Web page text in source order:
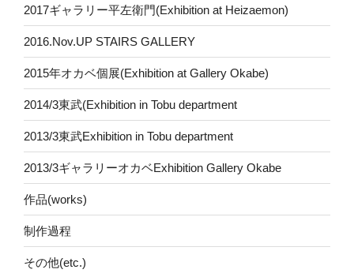
2017ギャラリー平左衛門(Exhibition at Heizaemon)
2016.Nov.UP STAIRS GALLERY
2015年オカベ個展(Exhibition at Gallery Okabe)
2014/3東武(Exhibition in Tobu department
2013/3東武Exhibition in Tobu department
2013/3ギャラリーオカベExhibition Gallery Okabe
作品(works)
制作過程
その他(etc.)